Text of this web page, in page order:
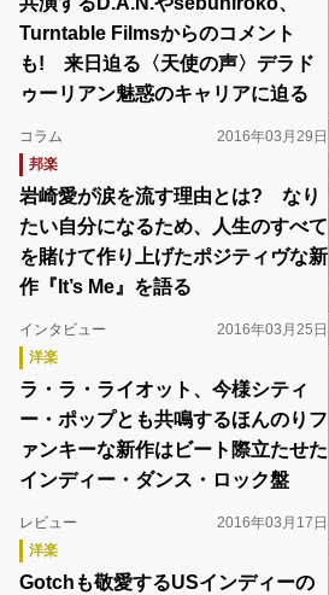
Turntable Filmsからのコメント
も! 来日迫る〈天使の声〉デラド
ゥーリアン魅惑のキャリアに迫る
コラム
2016年03月29日
邦楽
岩崎愛が涙を流す理由とは? なり
たい自分になるため、人生のすべて
を賭けて作り上げたポジティヴな新
作『It’s Me』を語る
インタビュー
2016年03月25日
洋楽
ラ・ラ・ライオット、今様シティ
ー・ポップとも共鳴するほんのりフ
ァンキーな新作はビート際立たせた
インディー・ダンス・ロック盤
レビュー
2016年03月17日
洋楽
Gotchも敬愛するUSインディーの